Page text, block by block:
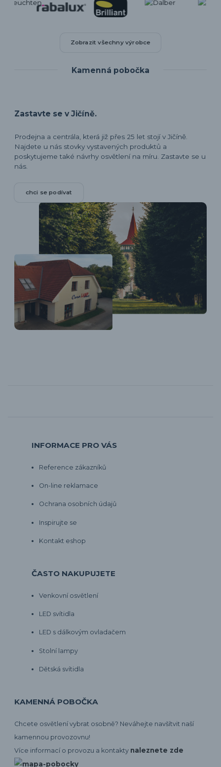
Zobrazit všechny výrobce
Kamenná pobočka
Zastavte se v Jičíně.
Prodejna a centrála, která již přes 25 let stojí v Jičíně.
Najdete u nás stovky vystavených produktů a
poskytujeme také návrhy osvětlení na míru. Zastavte se u
nás.
chci se podívat
INFORMACE PRO VÁS
Reference zákazníků
On-line reklamace
Ochrana osobních údajů
Inspirujte se
Kontakt eshop
ČASTO NAKUPUJETE
Venkovní osvětlení
LED svítidla
LED s dálkovým ovladačem
Stolní lampy
Dětská svítidla
KAMENNÁ POBOČKA
Chcete osvětlení vybrat osobně? Neváhejte navšítvit naší
kamennou provozovnu!
Více informací o provozu a kontakty naleznete zde